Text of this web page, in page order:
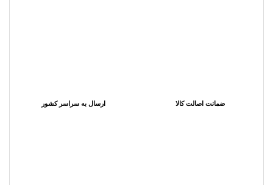
ضمانت اصالت کالا ارسال به سراسر کشور